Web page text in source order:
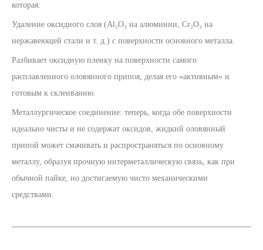
которая:
Удаление оксидного слоя (Al₂O₃ на алюминии, Cr₂O₃ на
нержавеющей стали и т. д.) с поверхности основного металла.
Разбивает оксидную пленку на поверхности самого
расплавленного оловянного припоя, делая его «активным» и
готовым к склеиванию.
Металлургическое соединение: теперь, когда обе поверхности
идеально чисты и не содержат оксидов, жидкий оловянный
припой может смачивать и распространяться по основному
металлу, образуя прочную интерметаллическую связь, как при
обычной пайке, но достигаемую чисто механическими
средствами.